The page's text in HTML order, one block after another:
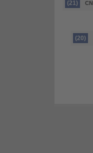
(21)
(20)